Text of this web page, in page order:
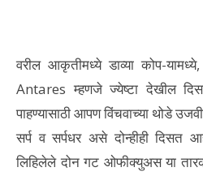
वरील आकृतीमध्ये डाव्या कोप-
Antares म्हणजे ज्येष्टा देखील
पाहण्यासाठी आपण विंचवाच्या थोडे
सर्प व सर्पधर असे दोन्हीही दिसत
लिहिलेले दोन गट ओफीक्युअस या